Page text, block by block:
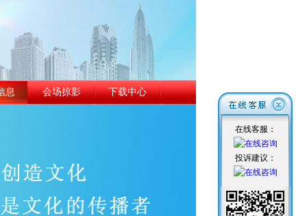
息 会场掠影 下载中心
在线客服：
投诉建议：